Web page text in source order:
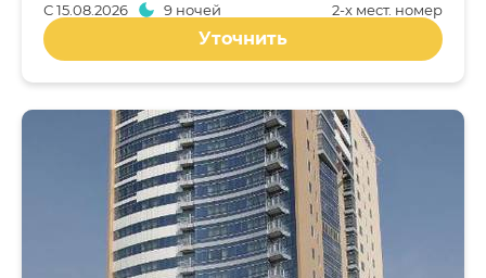
2-x мест. номер
С15.08.2026 9 ночей
Уточнить